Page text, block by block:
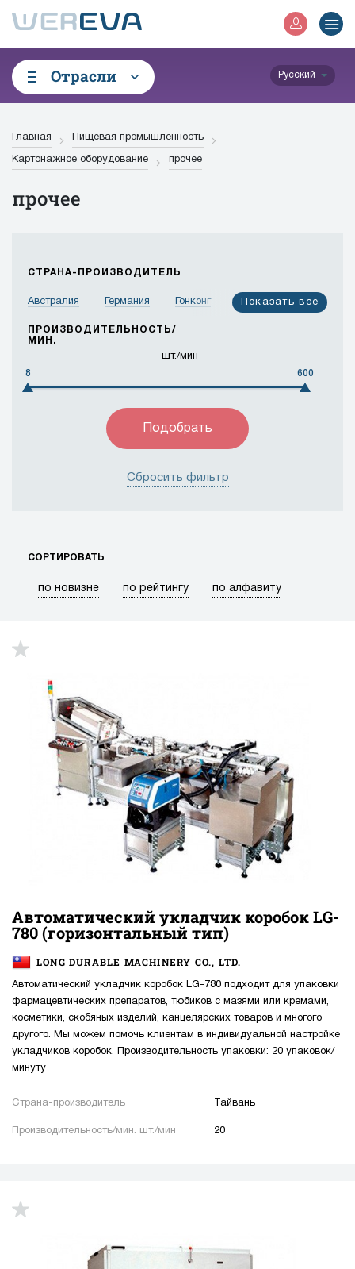
Отрасли Русский
Главная Пищевая промышленность
Картонажное оборудование прочее
прочее
СТРАНА-ПРОИЗВОДИТЕЛЬ
Австралия Германия Гонконг Израиль
Индия Индонезия Иордания
Китай
Объединенные Арабские Эмираты
Соединенные Штаты Таиланд Тайвань
Показать все
ПРОИЗВОДИТЕЛЬНОСТЬ/
МИН.
шт./мин
8 600
Сбросить фильтр
СОРТИРОВАТЬ
по новизне по рейтингу по алфавиту
Автоматический укладчик коробок LG-
780 (горизонтальный тип)
LONG DURABLE MACHINERY CO., LTD.
Автоматический укладчик коробок LG-780 подходит для упаковки
фармацевтических препаратов, тюбиков с мазями или кремами,
косметики, скобяных изделий, канцелярских товаров и многого
другого. Мы можем помочь клиентам в индивидуальной настройке
укладчиков коробок. Производительность упаковки: 20 упаковок/
минуту
Страна-производитель Тайвань
Производительность/мин. шт./мин 20